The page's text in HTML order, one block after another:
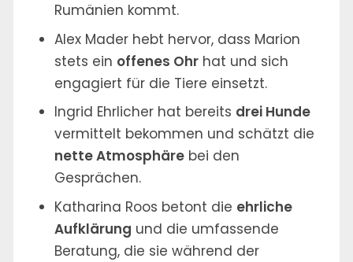
Rumänien kommt.
Alex Mader hebt hervor, dass Marion
stets ein offenes Ohr hat und sich
engagiert für die Tiere einsetzt.
Ingrid Ehrlicher hat bereits drei Hunde
vermittelt bekommen und schätzt die
nette Atmosphäre bei den
Gesprächen.
Katharina Roos betont die ehrliche
Aufklärung und die umfassende
Beratung, die sie während der